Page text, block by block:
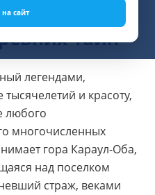
сайт
гора-
тайн
легендами,
и красоту,
любого
многочисленных
гора Караул-Оба,
над поселком
страж, веками